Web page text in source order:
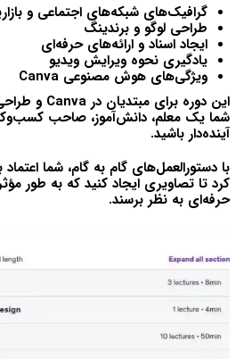
گرافیک‌های شبکه‌های اجتماعی و
طراحی لوگو و برندینگ
ایجاد اسناد و ارائه‌های حرفه‌ای
یادگیری نحوه ویرایش ویدیو
ویژگی‌های هوش مصنوعی Canva
این دوره برای مبتدیان در Canva و
شما یک معلم، دانش‌آموز، صاحب
آینده‌دار باشید.
با دستورالعمل‌های گام به گام، شما
کرد تا تصاویری ایجاد کنید که به طور مؤثر
حرفه‌ای به نظر برسند.